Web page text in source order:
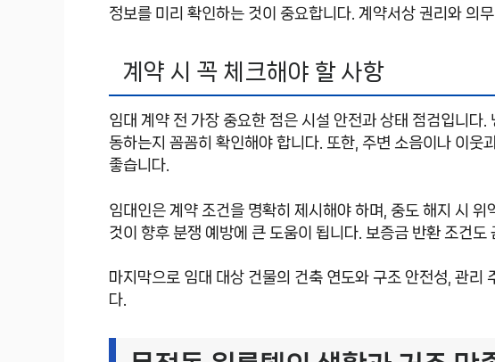
정보를 미리 확인하는 것이 중요합니다. 계약서상 권리와 의
계약 시 꼭 체크해야 할 사항
임대 계약 전 가장 중요한 점은 시설 안전과 상태 점검입니다
동하는지 꼼꼼히 확인해야 합니다. 또한, 주변 소음이나 이웃
좋습니다.
임대인은 계약 조건을 명확히 제시해야 하며, 중도 해지 시
것이 향후 분쟁 예방에 큰 도움이 됩니다. 보증금 반환 조건도
마지막으로 임대 대상 건물의 건축 연도와 구조 안전성, 관리
다.